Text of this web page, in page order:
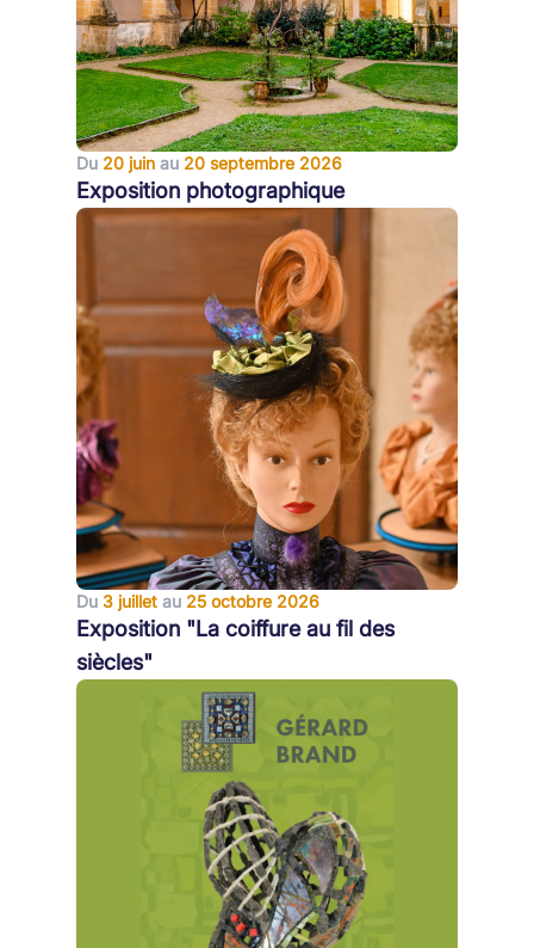
Du 20 juin au 20 septembre 2026
Exposition photographique
Du 3 juillet au 25 octobre 2026
Exposition "La coiffure au fil des
siècles"